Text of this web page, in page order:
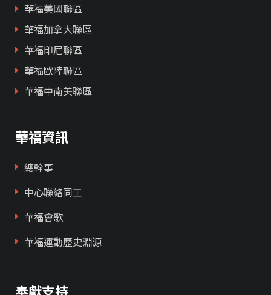
華福美國聯區
華福加拿大聯區
華福印尼聯區
華福歐陸聯區
華福中南美聯區
華福資訊
總幹事
中心聯絡同工
華福會歌
華福運動歷史淵源
奉獻支持